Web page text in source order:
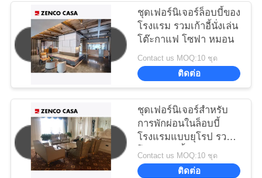
ชุดเฟอร์นิเจอร์ล็อบบี้ของ
โรงแรม รวมเก้าอี้นั่งเล่น
โต๊ะกาแฟ โซฟา หมอน
Contact us MOQ:10 ชุด
ติดต่อ
ชุดเฟอร์นิเจอร์สําหรับ
การพักผ่อนในล็อบบี้
โรงแรมแบบยุโรป รวม
โซฟา เก้าอี้สําหรับการ
พักผ่อน โต๊ะกาแฟ
Contact us MOQ:10 ชุด
ติดต่อ